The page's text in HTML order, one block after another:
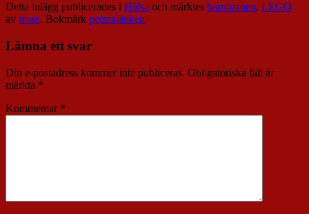
Detta inlägg publicerades i Hälsa och märktes barnbarnen, LEGO
av nisse. Bokmärk permalänken.
Lämna ett svar
Din e-postadress kommer inte publiceras. Obligatoriska fält är
märkta *
Kommentar *